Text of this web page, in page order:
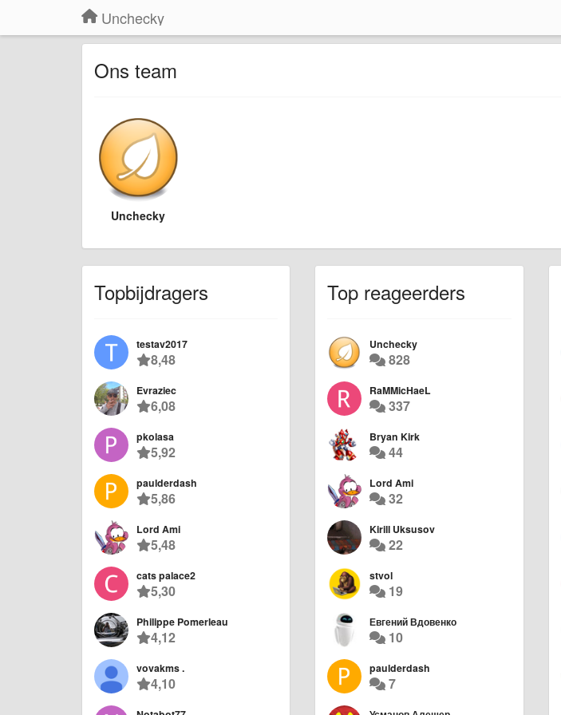
Unchecky
Ons team
Unchecky
Topbijdragers
testav2017
8,48
Evraziec
6,08
pkolasa
5,92
paulderdash
5,86
Lord Ami
5,48
cats palace2
5,30
Philippe Pomerleau
4,12
vovakms .
4,10
Top reageerders
Unchecky
828
RaMMicHaeL
337
Bryan Kirk
44
Lord Ami
32
Kirill Uksusov
22
stvol
19
Евгений Вдовенко
10
paulderdash
7